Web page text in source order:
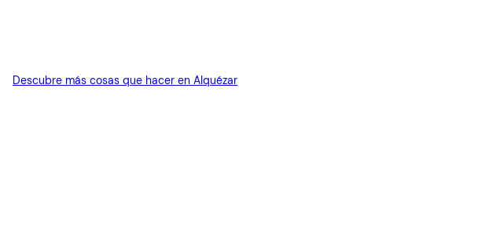
Descubre más cosas que hacer en Alquézar